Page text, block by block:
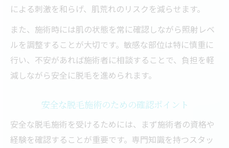
による刺激を和らげ、肌荒れのリスクを減らせます。
また、施術時には肌の状態を常に確認しながら照射レベ
ルを調整することが大切です。敏感な部位は特に慎重に
行い、不安があれば施術者に相談することで、負担を軽
減しながら安全に脱毛を進められます。
安全な脱毛施術のための確認ポイント
安全な脱毛施術を受けるためには、まず施術者の資格や
経験を確認することが重要です。専門知識を持つスタッ